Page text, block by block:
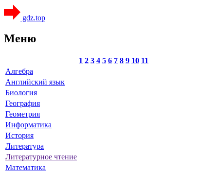
gdz.top
Меню
1 2 3 4 5 6 7 8 9 10 11
Алгебра
Английский язык
Биология
География
Геометрия
Информатика
История
Литература
Литературное чтение
Математика